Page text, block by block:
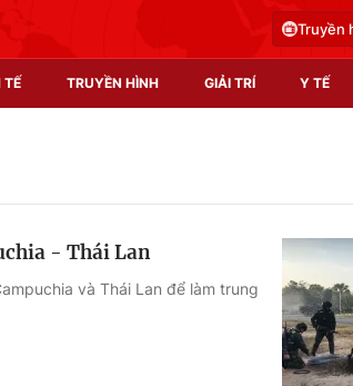
Truyền
TẾ TRUYỀN HÌNH GIẢI TRÍ Y TẾ
- Thái Lan
và Thái Lan để làm trung